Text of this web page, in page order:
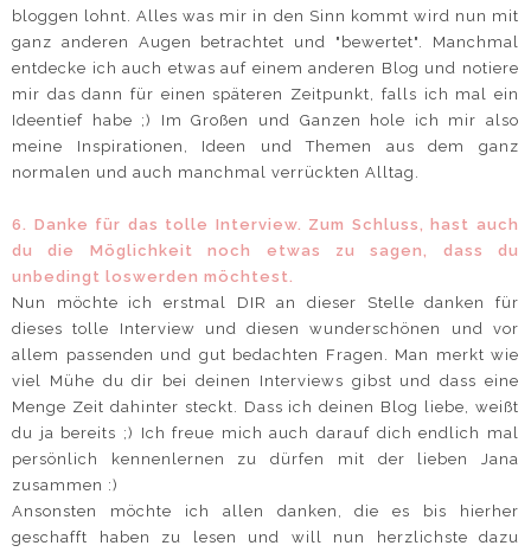
bloggen lohnt. Alles was mir in den Sinn kommt wird nun mit
ganz anderen Augen betrachtet und "bewertet". Manchmal
entdecke ich auch etwas auf einem anderen Blog und notiere
mir das dann für einen späteren Zeitpunkt, falls ich mal ein
Ideentief habe ;) Im Großen und Ganzen hole ich mir also
meine Inspirationen, Ideen und Themen aus dem ganz
normalen und auch manchmal verrückten Alltag.
6. Danke für das tolle Interview. Zum Schluss, hast auch
du die Möglichkeit noch etwas zu sagen, dass du
unbedingt loswerden möchtest.
Nun möchte ich erstmal DIR an dieser Stelle danken für
dieses tolle Interview und diesen wunderschönen und vor
allem passenden und gut bedachten Fragen. Man merkt wie
viel Mühe du dir bei deinen Interviews gibst und dass eine
Menge Zeit dahinter steckt. Dass ich deinen Blog liebe, weißt
du ja bereits ;) Ich freue mich auch darauf dich endlich mal
persönlich kennenlernen zu dürfen mit der lieben Jana
zusammen :)
Ansonsten möchte ich allen danken, die es bis hierher
geschafft haben zu lesen und will nun herzlichste dazu